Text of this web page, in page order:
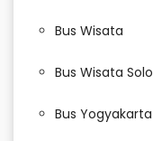
Bus Wisata
Bus Wisata Solo
Bus Yogyakarta